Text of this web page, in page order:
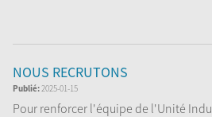
NOUS RECRUTONS
Publié:2025-01-15
Pour renforcer l'équipe de l'Unité